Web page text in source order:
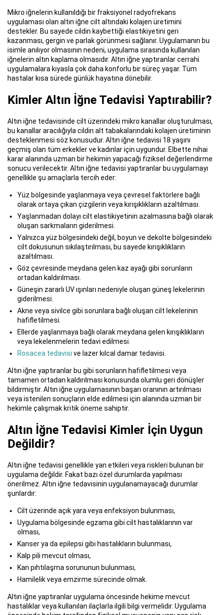
Mikro iğnelerin kullanıldığı bir fraksiyonel radyofrekans
uygulaması olan altın iğne cilt altındaki kolajen üretimini
destekler. Bu sayede cildin kaybettiği elastikiyetini geri
kazanması, gergin ve parlak görünmesi sağlanır. Uygulamanın bu
isimle anılıyor olmasının nedeni, uygulama sırasında kullanılan
iğnelerin altın kaplama olmasıdır. Altın iğne yaptıranlar cerrahi
uygulamalara kıyasla çok daha konforlu bir süreç yaşar. Tüm
hastalar kısa sürede günlük hayatına dönebilir.
Kimler Altın İğne Tedavisi Yaptırabilir?
Altın iğne tedavisinde cilt üzerindeki mikro kanallar oluşturulması,
bu kanallar aracılığıyla cildin alt tabakalarındaki kolajen üretiminin
desteklenmesi söz konusudur. Altın iğne tedavisi 18 yaşını
geçmiş olan tüm erkekler ve kadınlar için uygundur. Elbette nihai
karar alanında uzman bir hekimin yapacağı fiziksel değerlendirme
sonucu verilecektir. Altın iğne tedavisi yaptıranlar bu uygulamayı
genellikle şu amaçlarla tercih eder:
Yüz bölgesinde yaşlanmaya veya çevresel faktörlere bağlı
olarak ortaya çıkan çizgilerin veya kırışıklıkların azaltılması.
Yaşlanmadan dolayı cilt elastikiyetinin azalmasına bağlı olarak
oluşan sarkmaların giderilmesi.
Yalnızca yüz bölgesindeki değil, boyun ve dekolte bölgesindeki
cilt dokusunun sıkılaştırılması, bu sayede kırışıklıkların
azaltılması.
Göz çevresinde meydana gelen kaz ayağı gibi sorunların
ortadan kaldırılması.
Güneşin zararlı UV ışınları nedeniyle oluşan güneş lekelerinin
giderilmesi.
Akne veya sivilce gibi sorunlara bağlı oluşan cilt lekelerinin
hafifletilmesi.
Ellerde yaşlanmaya bağlı olarak meydana gelen kırışıklıkların
veya lekelenmelerin tedavi edilmesi.
Rosacea tedavisi ve lazer kılcal damar tedavisi.
Altın iğne yaptıranlar bu gibi sorunların hafifletilmesi veya
tamamen ortadan kaldırılması konusunda olumlu geri dönüşler
bildirmiştir. Altın iğne uygulamasının başarı oranının artırılması
veya istenilen sonuçların elde edilmesi için alanında uzman bir
hekimle çalışmak kritik öneme sahiptir.
Altın İğne Tedavisi Kimler İçin Uygun
Değildir?
Altın iğne tedavisi genellikle yan etkileri veya riskleri bulunan bir
uygulama değildir. Fakat bazı özel durumlarda yapılması
önerilmez. Altın iğne tedavisinin uygulanamayacağı durumlar
şunlardır:
Cilt üzerinde açık yara veya enfeksiyon bulunması,
Uygulama bölgesinde egzama gibi cilt hastalıklarının var
olması,
Kanser ya da epilepsi gibi hastalıkların bulunması,
Kalp pili mevcut olması,
Kan pıhtılaşma sorununun bulunması,
Hamilelik veya emzirme sürecinde olmak.
Altın iğne yaptıranlar uygulama öncesinde hekime mevcut
hastalıklar veya kullanılan ilaçlarla ilgili bilgi vermelidir. Uygulama